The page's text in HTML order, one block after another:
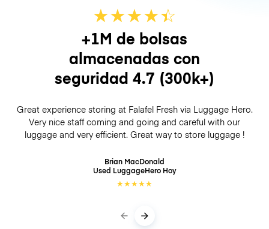
★★★★☆
★
+1M de bolsas
almacenadas con
seguridad 4.7 (300k+)
Great experience storing at Falafel Fresh via Luggage Hero.
Very nice staff coming and going and careful with our
luggage and very efficient. Great way to store luggage !
Brian MacDonald
Used LuggageHero Hoy
★★★★★